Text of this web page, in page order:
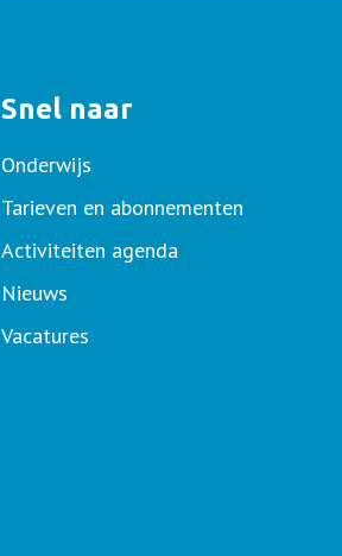
Snel naar
Onderwijs
Tarieven en abonnementen
Activiteiten agenda
Nieuws
Vacatures